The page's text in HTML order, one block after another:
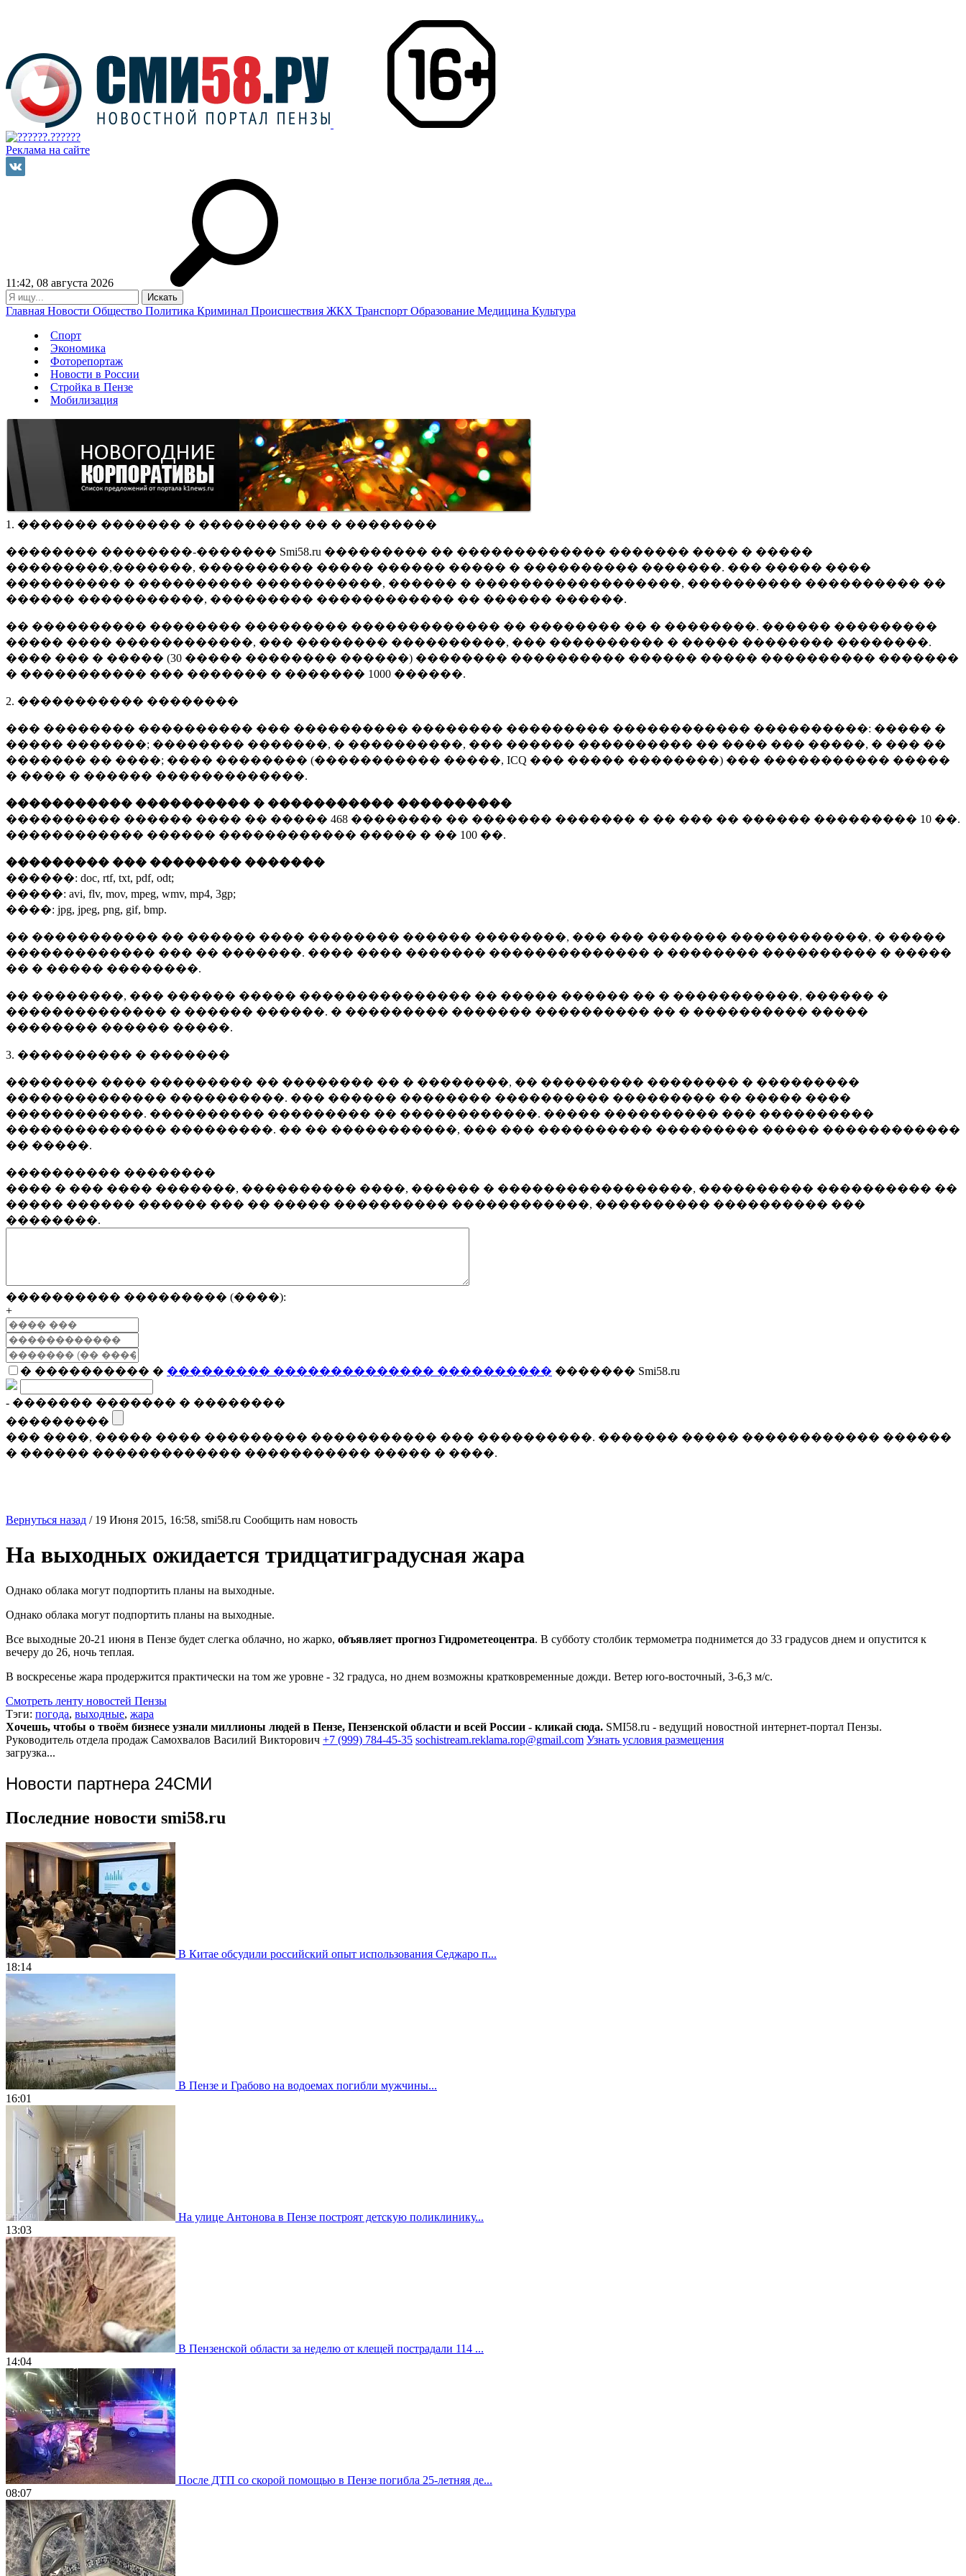
Реклама на сайте
11:42, 08 августа 2026
Главная Новости Общество Политика Криминал Происшествия ЖКХ Транспорт Образование Медицина Культура
Спорт
Экономика
Фоторепортаж
Новости в России
Стройка в Пензе
Мобилизация
1. ������� ������� � ��������� �� � ��������
�������� ��������-������� Smi58.ru ��������� �� ������������� ������� ���� � �����
���������,�������, ���������� ����� ������ ����� � ���������� �������. ��� ����� ����
���������� � ���������� �����������, ������ � ������������������, ���������� ���������� ��
������ �����������, ��������� ������������ �� ������ ������.
�� ���������� �������� ��������� ������������� �� �������� �� � ��������. ������ ���������
����� ���� ������������, ��� �������� ����������, ��� ���������� � ����� �������� ��������.
���� ��� � ����� (30 ����� �������� ������) �������� ���������� ������ ����� ���������� �������
� ����������� ��� ������� � ������� 1000 ������.
2. ����������� ��������
��� �������� ���������� ��� ���������� �������� ��������� ������������ ����������: ����� �
����� �������; �������� �������, � ����������, ��� ������ ���������� �� ���� ��� �����, � ��� ��
������� �� ����; ���� �������� (����������� �����, ICQ ��� ����� ��������) ��� ����������� �����
� ���� � ������ �������������.
����������� ���������� � ����������� ����������
���������� ������ ���� �� ����� 468 �������� �� ������� ������� � �� ��� �� ������ ��������� 10 ��.
������������ ������ ������������ ����� � �� 100 ��.
��������� ��� �������� �������
������: doc, rtf, txt, pdf, odt;
�����: avi, flv, mov, mpeg, wmv, mp4, 3gp;
����: jpg, jpeg, png, gif, bmp.
�� ����������� �� ������ ���� �������� ������ ��������, ��� ��� ������� ������������, � �����
������������� ��� �� �������. ���� ���� ������� �������������� � �������� ���������� � �����
�� � ����� ��������.
�� ��������, ��� ������ ����� ��������������� �� ����� ������ �� � �����������, ������ �
�������������� � ������ ������. � ��������� ������� ���������� �� � ���������� �����
�������� ������ �����.
3. ���������� � �������
�������� ���� ��������� �� �������� �� � ��������, �� ��������� �������� � ���������
�������������� ����������. ��� ������ �������� ���������� ��������� �� ����� ����
������������. ���������� ��������� �� ������������. ����� ���������� ��� ����������
�������������� ���������. �� �� �����������, ��� ��� ���������� ��������� ����� ������������
�� �����.
���������� ��������
���� � ��� ���� �������, ���������� ����, ������ � �����������������, ���������� ���������� ��
����� ������ ������ ��� �� ����� ���������� ������������, ���������� ���������� ���
��������.
���������� ��������� (����):
+
� ���������� � ��������� �������������� ���������� ������� Smi58.ru
- ������� ������� � ��������
���������
��� ����, ����� ���� ��������� ����������� ��� ����������. ������� ����� ������������ ������
� ������ ������������� ����������� ����� � ����.
Вернуться назад / 19 Июня 2015, 16:58, smi58.ru Сообщить нам новость
На выходных ожидается тридцатиградусная жара
Однако облака могут подпортить планы на выходные.
Однако облака могут подпортить планы на выходные.
Все выходные 20-21 июня в Пензе будет слегка облачно, но жарко, объявляет прогноз Гидрометеоцентра. В субботу столбик термометра поднимется до 33 градусов днем и опустится к
вечеру до 26, ночь теплая.
В воскресенье жара продержится практически на том же уровне - 32 градуса, но днем возможны кратковременные дожди. Ветер юго-восточный, 3-6,3 м/с.
Смотреть ленту новостей Пензы
Тэги: погода, выходные, жара
Хочешь, чтобы о твоём бизнесе узнали миллионы людей в Пензе, Пензенской области и всей России - кликай сюда. SMI58.ru - ведущий новостной интернет-портал Пензы.
Руководитель отдела продаж Самохвалов Василий Викторович +7 (999) 784-45-35 sochistream.reklama.rop@gmail.com Узнать условия размещения
загрузка...
Новости партнера 24СМИ
Последние новости smi58.ru
В Китае обсудили российский опыт использования Седжаро п...
18:14
В Пензе и Грабово на водоемах погибли мужчины...
16:01
На улице Антонова в Пензе построят детскую поликлинику...
13:03
В Пензенской области за неделю от клещей пострадали 114 ...
14:04
После ДТП со скорой помощью в Пензе погибла 25-летняя де...
08:07